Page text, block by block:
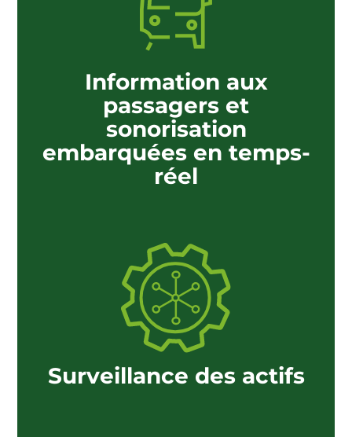
Information aux
passagers et
sonorisation
embarquées en temps-
réel
Surveillance des actifs